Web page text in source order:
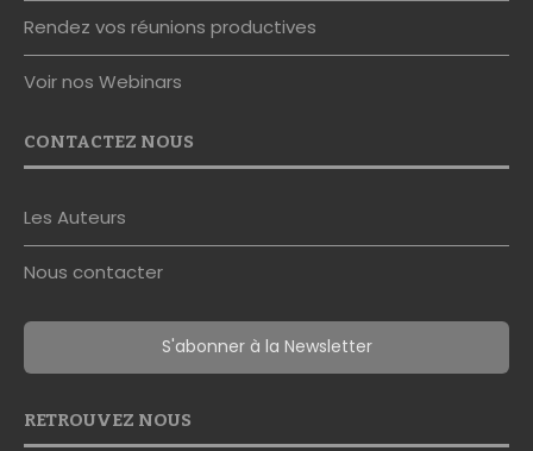
Rendez vos réunions productives
Voir nos Webinars
CONTACTEZ NOUS
Les Auteurs
Nous contacter
S'abonner à la Newsletter
RETROUVEZ NOUS